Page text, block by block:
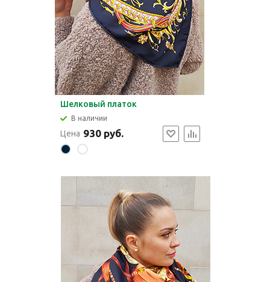
Шелковый платок
В наличии
Цена 930 руб.